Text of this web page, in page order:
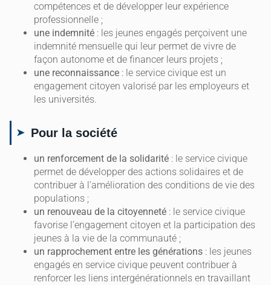
compétences et de développer leur expérience
professionnelle ;
une indemnité : les jeunes engagés perçoivent une
indemnité mensuelle qui leur permet de vivre de
façon autonome et de financer leurs projets ;
une reconnaissance : le service civique est un
engagement citoyen valorisé par les employeurs et
les universités.
Pour la société
un renforcement de la solidarité : le service civique
permet de développer des actions solidaires et de
contribuer à l’amélioration des conditions de vie des
populations ;
un renouveau de la citoyenneté : le service civique
favorise l’engagement citoyen et la participation des
jeunes à la vie de la communauté ;
un rapprochement entre les générations : les jeunes
engagés en service civique peuvent contribuer à
renforcer les liens intergénérationnels en travaillant